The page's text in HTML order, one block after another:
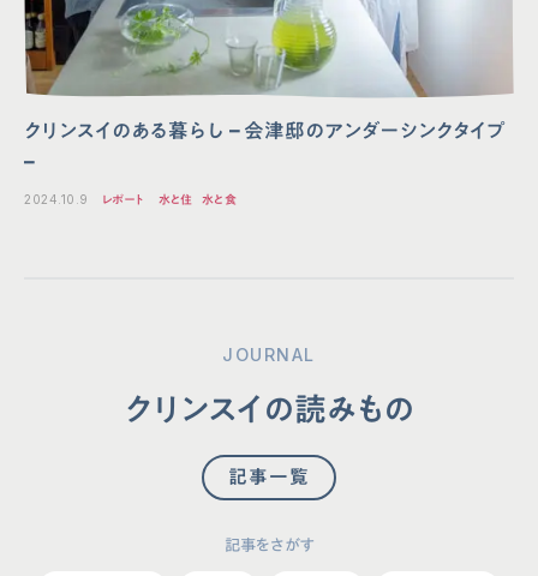
クリンスイのある暮らし – 会津邸のアンダーシンクタイプ
–
2024.10.9 レポート 水と住 水と食
JOURNAL
クリンスイの読みもの
記事一覧
記事をさがす